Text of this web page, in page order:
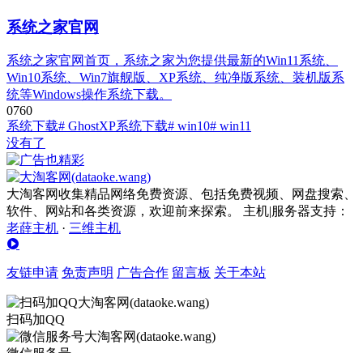
系统之家官网
系统之家官网首页，系统之家为您提供最新的Win11系统、
Win10系统、Win7旗舰版、XP系统、纯净版系统、装机版系
统等Windows操作系统下载。
0760
系统下载# GhostXP系统下载# win10# win11
没有了
大淘客网收集精品网络免费资源、包括免费视频、网盘搜索、
软件、网站和各类资源，欢迎前来探索。 主机|服务器支持：
老薛主机 · 三维主机
友链申请 免责声明 广告合作 留言板 关于本站
扫码加QQ